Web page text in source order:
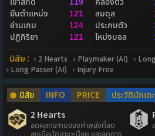
119
ยืนตำแหน่ง 121
อ่านเกม 124
ปฏิกิริยา 121
สมดุล
ประกบตัว
โหม่งบอล
นิสัย : 2 Hearts Playmaker (AI)
Long Passer (AI)
Injury Free
นิสัย INFO PRICE
ประวัตินักเตะ
2 Hearts
ลดผลกระทบของค่าพลังที่ลด
ลงเมื่อนักเตะเหนื่อย และลดการ